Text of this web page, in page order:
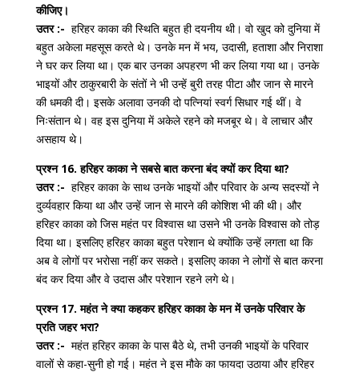
कीजिए।
उतर :- हरिहर काका की स्थिति बहुत ही दयनीय थी। वो खुद को दुनिया में
बहुत अकेला महसूस करते थे। उनके मन में भय, उदासी, हताशा और निराशा
ने घर कर लिया था। एक बार उनका अपहरण भी कर लिया गया था। उनके
भाइयों और ठाकुरबारी के संतों ने भी उन्हें बुरी तरह पीटा और जान से मारने
की धमकी दी। इसके अलावा उनकी दो पत्नियां स्वर्ग सिधार गई थीं। वे
निःसंतान थे। वह इस दुनिया में अकेले रहने को मजबूर थे। वे लाचार और
असहाय थे।
प्रश्न 16. हरिहर काका ने सबसे बात करना बंद क्यों कर दिया था?
उतर :- हरिहर काका के साथ उनके भाइयों और परिवार के अन्य सदस्यों ने
दुर्व्यवहार किया था और उन्हें जान से मारने की कोशिश भी की थी। और
हरिहर काका को जिस महंत पर विश्वास था उसने भी उनके विश्वास को तोड़
दिया था। इसलिए हरिहर काका बहुत परेशान थे क्योंकि उन्हें लगता था कि
अब वे लोगों पर भरोसा नहीं कर सकते। इसलिए काका ने लोगों से बात करना
बंद कर दिया और वे उदास और परेशान रहने लगे थे।
प्रश्न 17. महंत ने क्या कहकर हरिहर काका के मन में उनके परिवार के
प्रति जहर भरा?
उतर :- महंत हरिहर काका के पास बैठे थे, तभी उनकी भाइयों के परिवार
वालों से कहा-सुनी हो गई। महंत ने इस मौके का फायदा उठाया और हरिहर